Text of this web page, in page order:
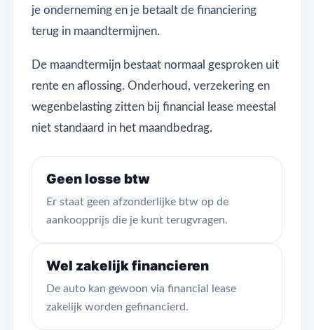
je onderneming en je betaalt de financiering
terug in maandtermijnen.
De maandtermijn bestaat normaal gesproken uit
rente en aflossing. Onderhoud, verzekering en
wegenbelasting zitten bij financial lease meestal
niet standaard in het maandbedrag.
Geen losse btw
Er staat geen afzonderlijke btw op de
aankoopprijs die je kunt terugvragen.
Wel zakelijk financieren
De auto kan gewoon via financial lease
zakelijk worden gefinancierd.